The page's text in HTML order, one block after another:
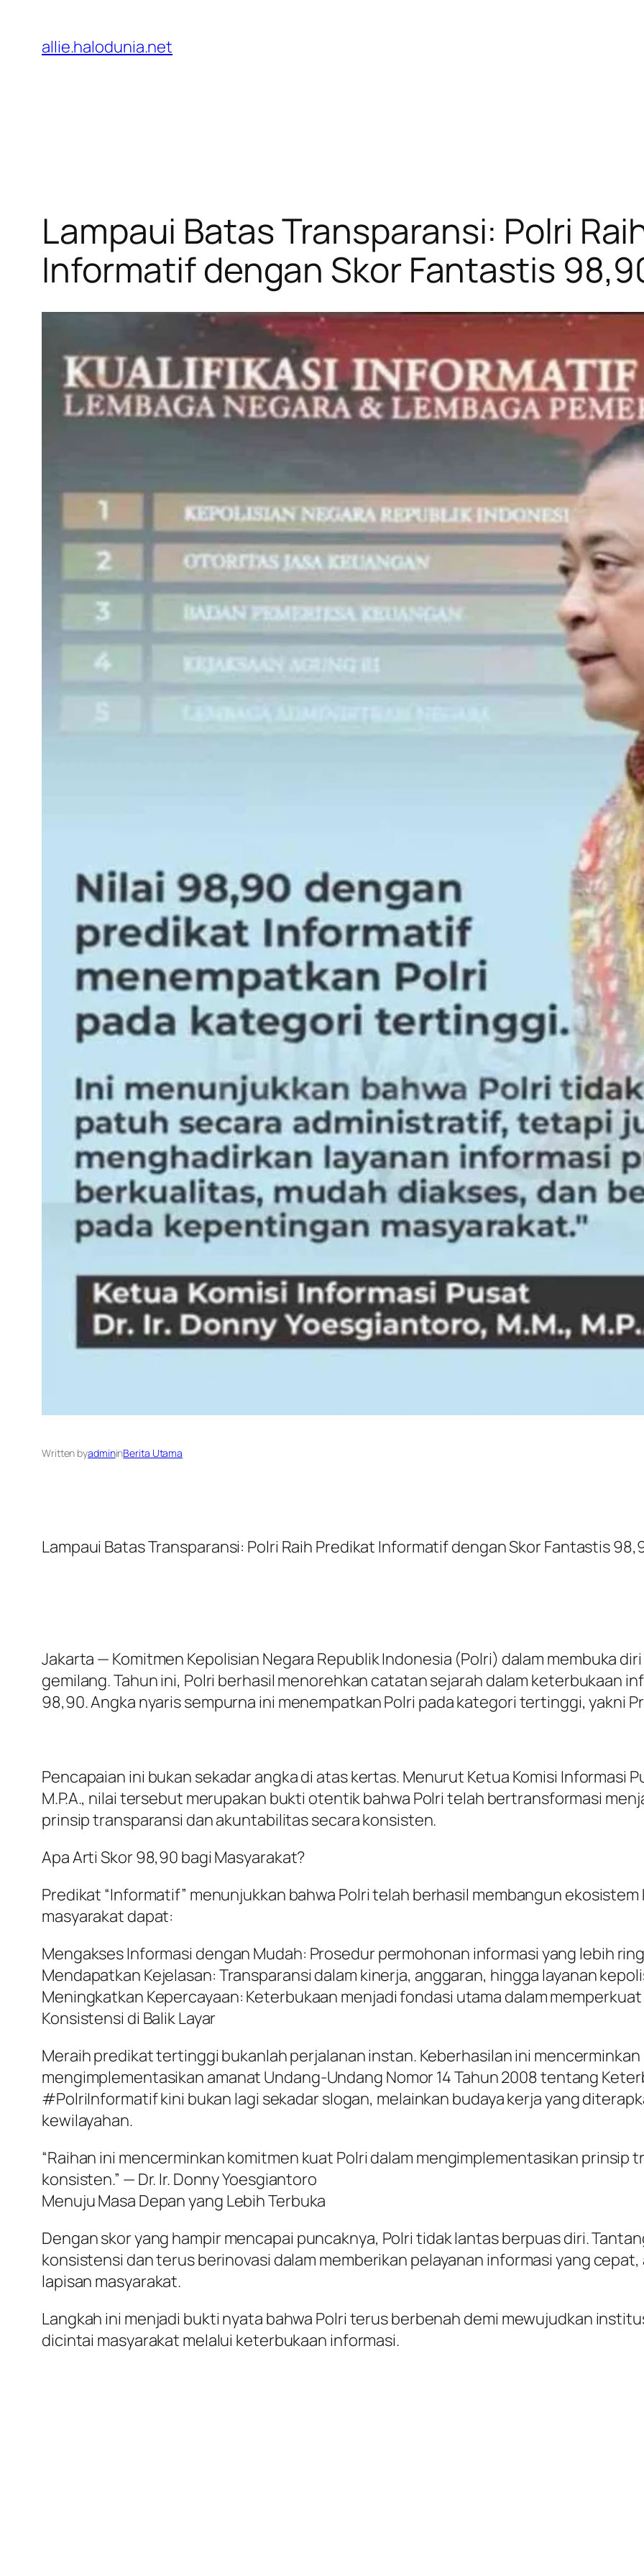
konten
allie.halodunia.net
Lampaui Batas Transparansi: Polri
Informatif dengan Skor Fantastis
Written byadmininBerita Utama
Lampaui Batas Transparansi: Polri Raih Predikat Informatif dengan Skor Fantastis
Jakarta — Komitmen Kepolisian Negara Republik Indonesia (Polri) dalam membuka
gemilang. Tahun ini, Polri berhasil menorehkan catatan sejarah dalam keterbukaan
98,90. Angka nyaris sempurna ini menempatkan Polri pada kategori tertinggi, yakni
Pencapaian ini bukan sekadar angka di atas kertas. Menurut Ketua Komisi Informasi
M.P.A., nilai tersebut merupakan bukti otentik bahwa Polri telah bertransformasi
prinsip transparansi dan akuntabilitas secara konsisten.
Apa Arti Skor 98,90 bagi Masyarakat?
Predikat “Informatif” menunjukkan bahwa Polri telah berhasil membangun
masyarakat dapat:
Mengakses Informasi dengan Mudah: Prosedur permohonan informasi yang lebih
Mendapatkan Kejelasan: Transparansi dalam kinerja, anggaran, hingga layanan
Meningkatkan Kepercayaan: Keterbukaan menjadi fondasi utama dalam
Konsistensi di Balik Layar
Meraih predikat tertinggi bukanlah perjalanan instan. Keberhasilan ini
mengimplementasikan amanat Undang-Undang Nomor 14 Tahun 2008 tentang
#PolriInformatif kini bukan lagi sekadar slogan, melainkan budaya kerja yang
kewilayahan.
“Raihan ini mencerminkan komitmen kuat Polri dalam mengimplementasikan prinsip
konsisten.” — Dr. Ir. Donny Yoesgiantoro
Menuju Masa Depan yang Lebih Terbuka
Dengan skor yang hampir mencapai puncaknya, Polri tidak lantas berpuas diri.
konsistensi dan terus berinovasi dalam memberikan pelayanan informasi yang
lapisan masyarakat.
Langkah ini menjadi bukti nyata bahwa Polri terus berbenah demi mewujudkan
dicintai masyarakat melalui keterbukaan informasi.